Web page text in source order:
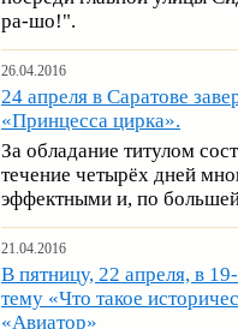
ра-шо!".
26.04.2016
24 апреля в Саратове
«Принцесса цирка».
За обладание титулом
течение четырёх дней
эффектными и, по
21.04.2016
В пятницу, 22 апреля, в
тему «Что такое
«Авиатор»